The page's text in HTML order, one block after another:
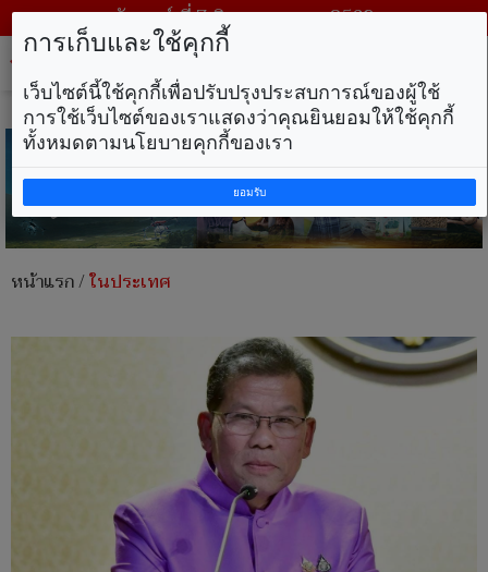
วันศุกร์ ที่ 7 สิงหาคม พ.ศ. 2569
หน้าแรก/ในประเทศ
การเก็บและใช้คุกกี้
เว็บไซต์นี้ใช้คุกกี้เพื่อปรับปรุงประสบการณ์ของผู้ใช้
การใช้เว็บไซต์ของเราแสดงว่าคุณยินยอมให้ใช้คุกกี้
ทั้งหมดตามนโยบายคุกกี้ของเรา
ยอมรับ